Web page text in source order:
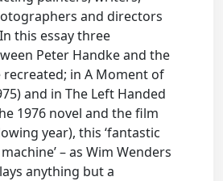
and directors
this essay three
Peter Handke and the
in A Moment of
and in The Left Handed
1976 novel and the film
year), this ‘fantastic
– as Wim Wenders
anything but a